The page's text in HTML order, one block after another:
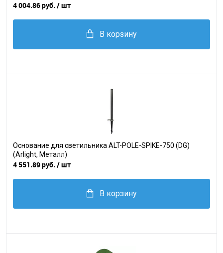
4 004.86 руб. / шт
В корзину
Основание для светильника ALT-POLE-SPIKE-750 (DG)
(Arlight, Металл)
4 551.89 руб. / шт
В корзину